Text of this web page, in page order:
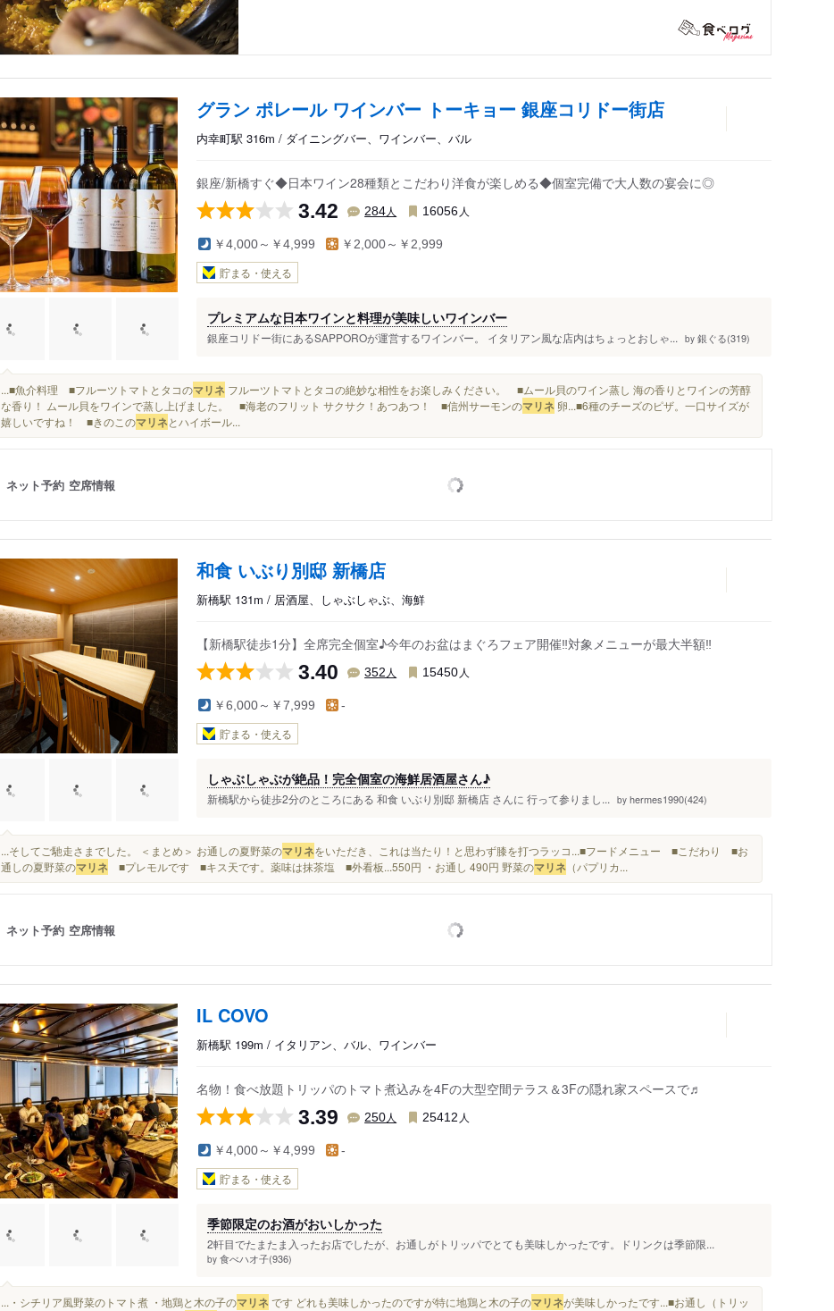
グラン ポレール ワインバー トーキョー 銀座コリドー街店
内幸町駅 316m / ダイニングバー、ワインバー、バル
銀座/新橋すぐ◆日本ワイン28種類とこだわり洋食が楽しめる◆個室完備で大人数の宴会に◎
3.42 284人 16056 人
￥4,000～￥4,999 ￥2,000～￥2,999
貯まる・使える
プレミアムな日本ワインと料理が美味しいワインバー
銀座コリドー街にあるSAPPOROが運営するワインバー。 イタリアン風な店内はちょっとおしゃ... by 銀ぐる(319)
...■魚介料理 ■フルーツトマトとタコのマリネ フルーツトマトとタコの絶妙な相性をお楽しみください。 ■ムール貝のワイン蒸し 海の香りとワインの芳醇
な香り！ ムール貝をワインで蒸し上げました。 ■海老のフリット サクサク！あつあつ！ ■信州サーモンのマリネ 卵...■6種のチーズのピザ。一口サイズが
嬉しいですね！ ■きのこのマリネとハイボール...
ネット予約 空席情報
和食 いぶり別邸 新橋店
新橋駅 131m / 居酒屋、しゃぶしゃぶ、海鮮
【新橋駅徒歩1分】全席完全個室♪今年のお盆はまぐろフェア開催‼対象メニューが最大半額‼
3.40 352 人 15450 人
￥6,000～￥7,999 -
貯まる・使える
しゃぶしゃぶが絶品！完全個室の海鮮居酒屋さん♪
新橋駅から徒歩2分のところにある 和食 いぶり別邸 新橋店 さんに 行って参りまし... by hermes1990(424)
...そしてご馳走さまでした。 ＜まとめ＞ お通しの夏野菜のマリネをいただき、これは当たり！と思わず膝を打つラッコ...■フードメニュー ■こだわり ■お
通しの夏野菜のマリネ ■プレモルです ■キス天です。薬味は抹茶塩 ■外看板...550円 ・お通し 490円 野菜のマリネ （パプリカ...
ネット予約 空席情報
IL COVO
新橋駅 199m / イタリアン、バル、ワインバー
名物！食べ放題トリッパのトマト煮込みを4Fの大型空間テラス＆3Fの隠れ家スペースで♬
3.39 250人 25412 人
￥4,000～￥4,999 -
貯まる・使える
季節限定のお酒がおいしかった
2軒目でたまたま入ったお店でしたが、お通しがトリッパでとても美味しかったです。ドリンクは季節限...
by 食べハオ子(936)
...・シチリア風野菜のトマト煮 ・地鶏と木の子のマリネ です どれも美味しかったのですが特に地鶏と木の子のマリネが美味しかったです...■お通し（トリッ